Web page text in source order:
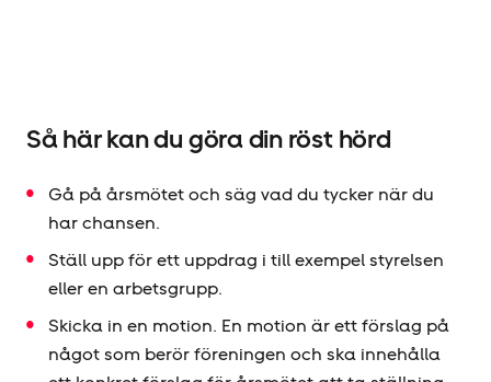
Så här kan du göra din röst hörd
Gå på årsmötet och säg vad du tycker när du
har chansen.
Ställ upp för ett uppdrag i till exempel styrelsen
eller en arbetsgrupp.
Skicka in en motion. En motion är ett förslag på
något som berör föreningen och ska innehålla